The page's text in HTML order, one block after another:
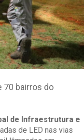
70 bairros do
de Infraestrutura e
de LED nas vias